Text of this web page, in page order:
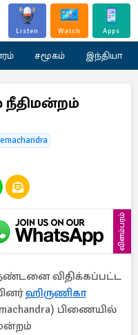
Listen Watch Apps
சமூகம் இந்தியா
நீதிமன்றம்
விளம்பரம்
விதிக்கப்பட்ட
ஹிருணிகா
பிணையில்